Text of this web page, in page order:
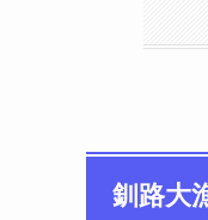
釧路大